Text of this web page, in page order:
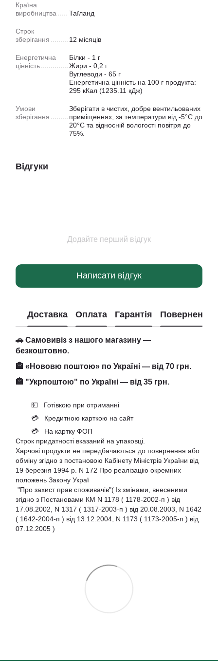
Країна
виробництва
Таїланд
Строк
зберігання
12 місяців
Енергетична
цінність
Білки - 1 г
Жири - 0,2 г
Вуглеводи - 65 г
Енергетична цінність на 100 г продукта:
295 кКал (1235.11 кДж)
Умови
зберігання
Зберігати в чистих, добре вентильованих
приміщеннях, за температури від -5°C до
20°C та відносній вологості повітря до
75%.
Відгуки
Додайте перший відгук
Написати відгук
Доставка Оплата Гарантія Повернення
🚗 Самовивіз з нашого магазину —
безкоштовно.
🏤 «Нововю поштою» по Україні — від 70 грн.
🏤 "Укрпоштою" по Україні — від 35 грн.
💵 Готівкою при отриманні
💳 Кредитною карткою на сайт
💳 На картку ФОП
Строк придатності вказаний на упаковці.
Харчові продукти не передбачаються до повернення або
обміну згідно з постановою Кабінету Міністрів України від
19 березня 1994 р. N 172 Про реалізацію окремних
положень Закону Украї
"Про захист прав споживачів"( Із змінами, внесеними
згідно з Постановами КМ N 1178 ( 1178-2002-п ) від
17.08.2002, N 1317 ( 1317-2003-п ) від 20.08.2003, N 1642
( 1642-2004-п ) від 13.12.2004, N 1173 ( 1173-2005-п ) від
07.12.2005 )